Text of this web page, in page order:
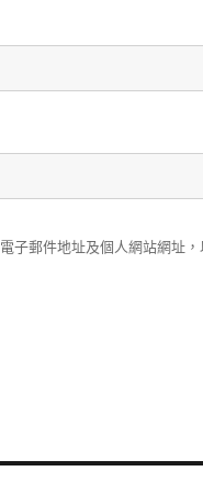
子郵件地址及個人網站網址